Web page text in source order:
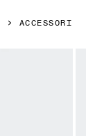
ACCESSORI